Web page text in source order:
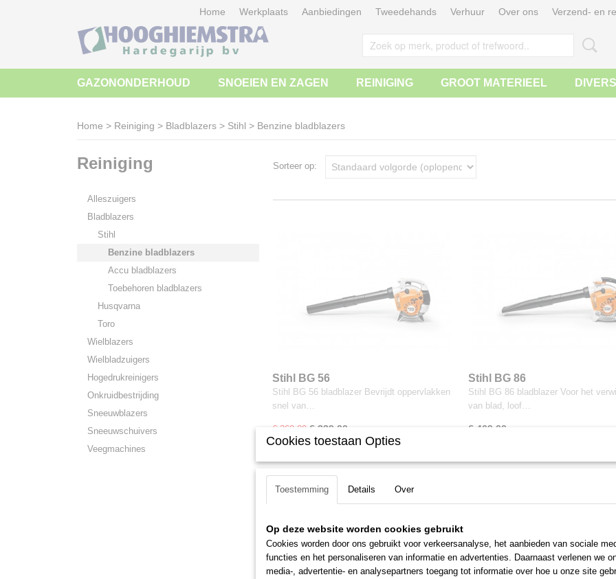
Home Werkplaats Aanbiedingen Tweedehands Verhuur Over ons Verzend- en
GAZONONDERHOUD SNOEIEN EN ZAGEN REINIGING GROOT MATERIEEL
Home > Reiniging > Bladblazers > Stihl > Benzine bladblazers
Reiniging
Alleszuigers
Bladblazers
Stihl
Benzine bladblazers
Accu bladblazers
Toebehoren bladblazers
Husqvarna
Toro
Wielblazers
Wielbladzuigers
Hogedrukreinigers
Onkruidbestrijding
Sneeuwblazers
Sneeuwschuivers
Veegmachines
Sorteer op:
Stihl BG 56
Stihl BG 56 bladblazer Bevrijdt oppervlakken
snel van…
€ 369,00 € 339,00
Stihl BG 86
Stihl BG 86 bladblazer Voor het
van blad, loof…
€ 469,00
Cookies toestaan Opties
Toestemming Details Over
Op deze website worden cookies gebruikt
Cookies worden door ons gebruikt voor verkeersanalyse, het aanbieden van sociale
functies en het personaliseren van informatie en advertenties. Daarnaast verlenen we
media-, advertentie- en analysepartners toegang tot informatie over hoe u onze site